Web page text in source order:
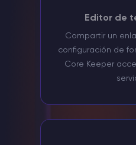
Editor de
Compartir un
configuración de
Core Keeper